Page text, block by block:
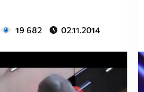
19 682 02.11.2014